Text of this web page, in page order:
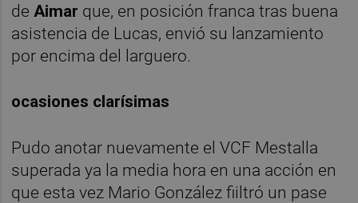
deAimar que, en posición franca tras buena
asistencia de Lucas, envió su lanzamiento
por encima del larguero.
ocasiones clarísimas
Pudo anotar nuevamente el VCF Mestalla
superada ya la media hora en una acción en
que esta vez Mario González fiiltró un pase